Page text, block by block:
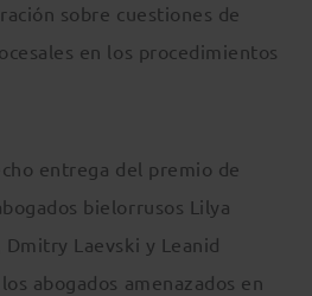
sobre cuestiones de
en los procedimientos
entrega del premio de
bielorrusos Lilya
Dmitry Laevski y Leanid
abogados amenazados en